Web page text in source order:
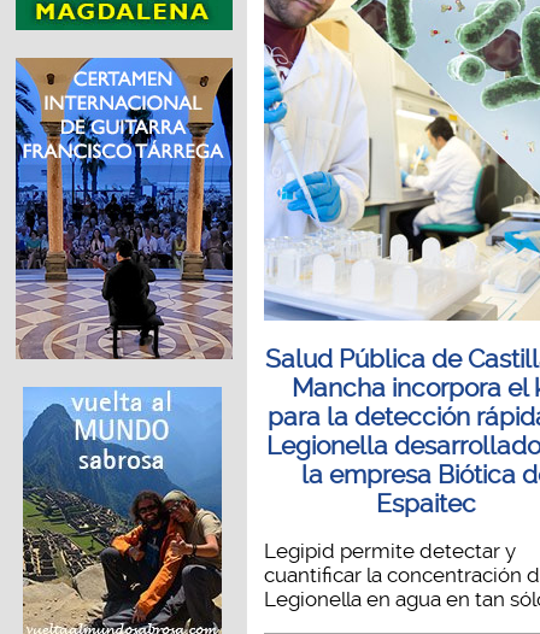
Salud Pública de
Mancha incorpora el
para la detección
Legionella
la empresa Biótica
Espaitec
Legipid permite detectar y
cuantificar la concentración
Legionella en agua en tan